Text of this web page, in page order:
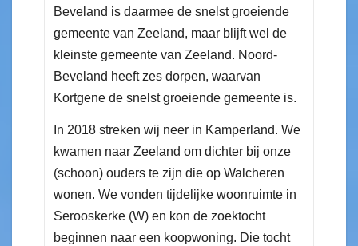
Beveland is daarmee de snelst groeiende
gemeente van Zeeland, maar blijft wel de
kleinste gemeente van Zeeland. Noord-
Beveland heeft zes dorpen, waarvan
Kortgene de snelst groeiende gemeente is.
In 2018 streken wij neer in Kamperland. We
kwamen naar Zeeland om dichter bij onze
(schoon) ouders te zijn die op Walcheren
wonen. We vonden tijdelijke woonruimte in
Serooskerke (W) en kon de zoektocht
beginnen naar een koopwoning. Die tocht